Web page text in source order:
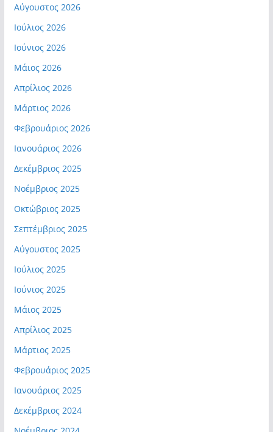
Αύγουστος 2026
Ιούλιος 2026
Ιούνιος 2026
Μάιος 2026
Απρίλιος 2026
Μάρτιος 2026
Φεβρουάριος 2026
Ιανουάριος 2026
Δεκέμβριος 2025
Νοέμβριος 2025
Οκτώβριος 2025
Σεπτέμβριος 2025
Αύγουστος 2025
Ιούλιος 2025
Ιούνιος 2025
Μάιος 2025
Απρίλιος 2025
Μάρτιος 2025
Φεβρουάριος 2025
Ιανουάριος 2025
Δεκέμβριος 2024